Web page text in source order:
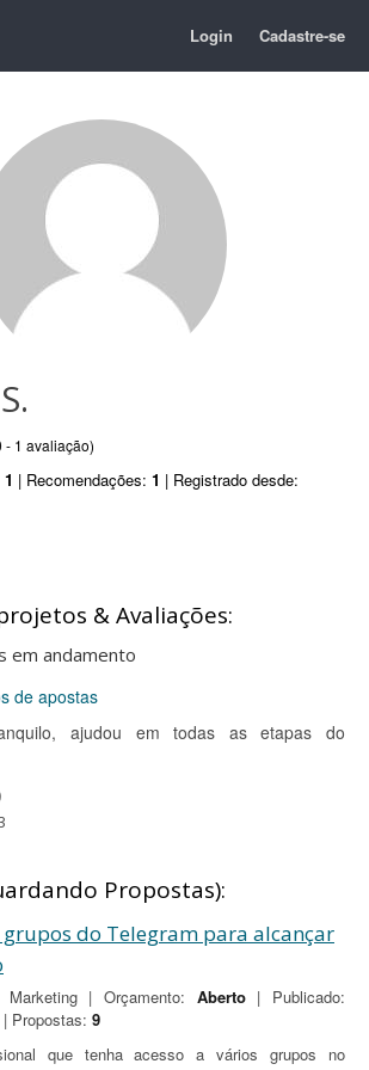
Login Cadastre-se
- 1 avaliação)
1 | Recomendações: 1 | Registrado desde:
& Avaliações:
em andamento
de apostas
ajudou em todas as etapas do
Propostas):
do Telegram para alcançar
| Orçamento: Aberto| Publicado:
| Propostas: 9
que tenha acesso a vários grupos no